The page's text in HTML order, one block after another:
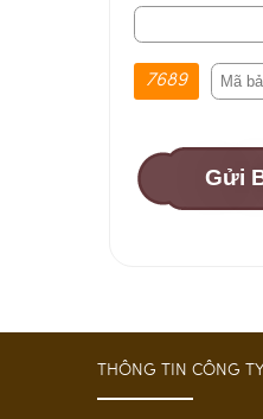
7689
Gửi
THÔNG TIN CÔNG